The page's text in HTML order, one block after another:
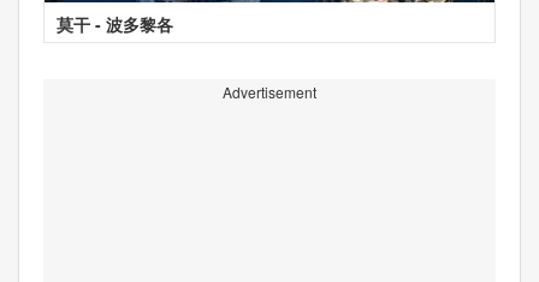
莫干 - 波多黎各
Advertisement